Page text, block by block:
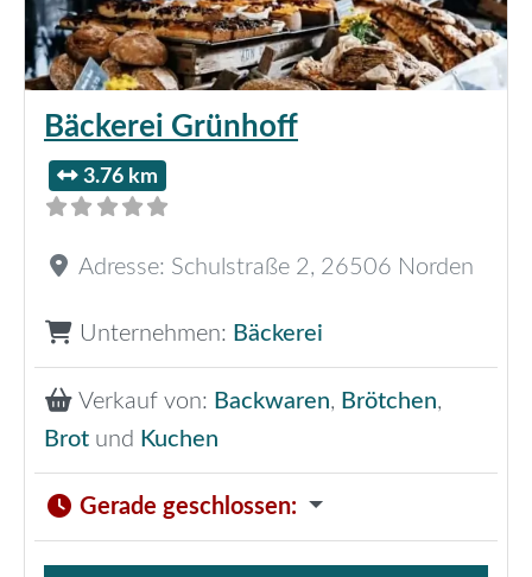
Bäckerei Grünhoff
3.76 km
Adresse: Schulstraße 2, 26506 Norden
Unternehmen: Bäckerei
Verkauf von: Backwaren, Brötchen,
Brot und Kuchen
Gerade geschlossen: